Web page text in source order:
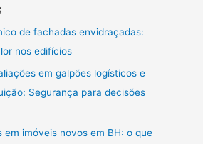
de fachadas envidraçadas:
nos edifícios
em galpões logísticos e
Segurança para decisões
em imóveis novos em BH: o que